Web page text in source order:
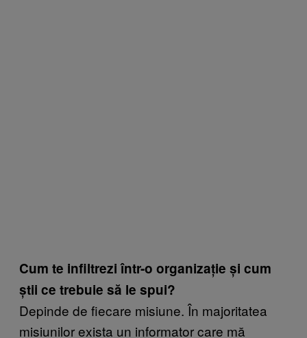
Cum te infiltrezi într-o organizație și cum
știi ce trebuie să le spui?
Depinde de fiecare misiune. În majoritatea
misiunilor exista un informator care mă